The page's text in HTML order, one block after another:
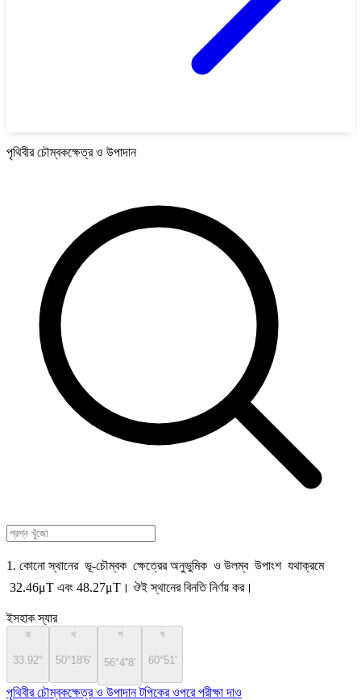
পৃথিবীর চৌম্বকক্ষেত্র ও উপাদান
1. কোনো স্থানের ভূ-চৌম্বক ক্ষেত্রের অনুভুমিক ও উলম্ব উপাংশ যথাক্রমে
32.46μT এবং 48.27μT। ঔই স্থানের বিনতি নির্ণয় কর।
ইসহাক স্যার
ক
33.92°
খ
50°18'6'
গ
56°4•8'
ঘ
60°51'
পৃথিবীর চৌম্বকক্ষেত্র ও উপাদান টপিকের ওপরে পরীক্ষা দাও